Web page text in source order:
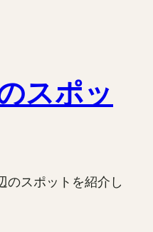
スポッ
のスポットを紹介し